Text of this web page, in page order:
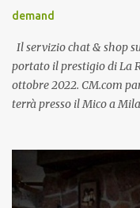
demand
Il servizio chat & shop
portato il prestigio di La
ottobre 2022. CM.com
terrà presso il Mico a
tramite WhatsApp
14:30 con Cristina Parigi,